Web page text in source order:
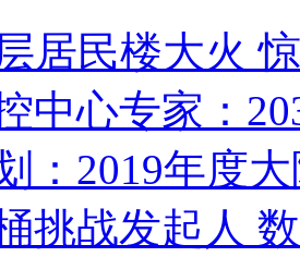
居民楼大火
中心专家：
：2019年度
挑战发起人